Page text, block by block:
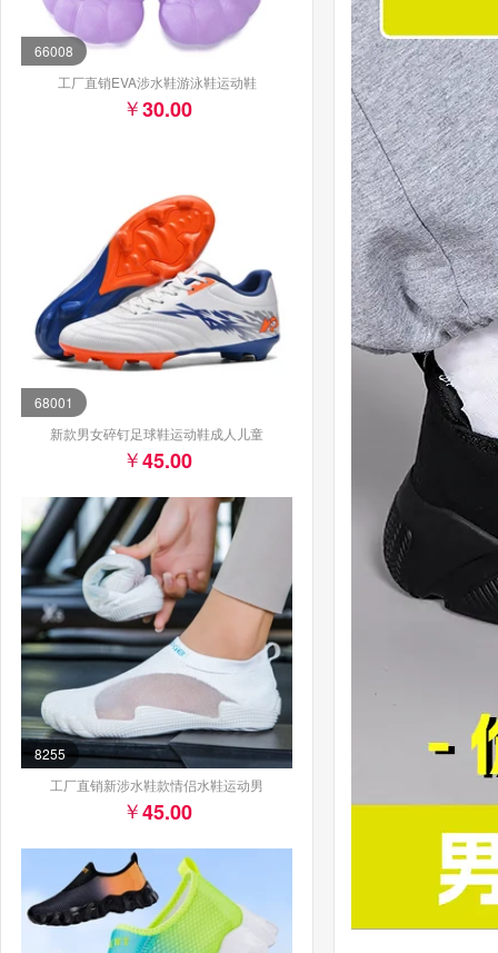
66008
工厂直销EVA涉水鞋游泳鞋运动鞋
30.00
68001
新款男女碎钉足球鞋运动鞋成人儿童
45.00
8255
工厂直销新涉水鞋款情侣水鞋运动男
45.00